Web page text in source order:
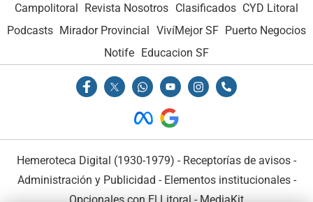
Campolitoral Revista Nosotros Clasificados CYD Litoral
Podcasts Mirador Provincial VivíMejor SF Puerto Negocios
Notife Educacion SF
Hemeroteca Digital (1930-1979) - Receptorías de avisos -
Administración y Publicidad - Elementos institucionales-
Opcionales con El Litoral - MediaKit